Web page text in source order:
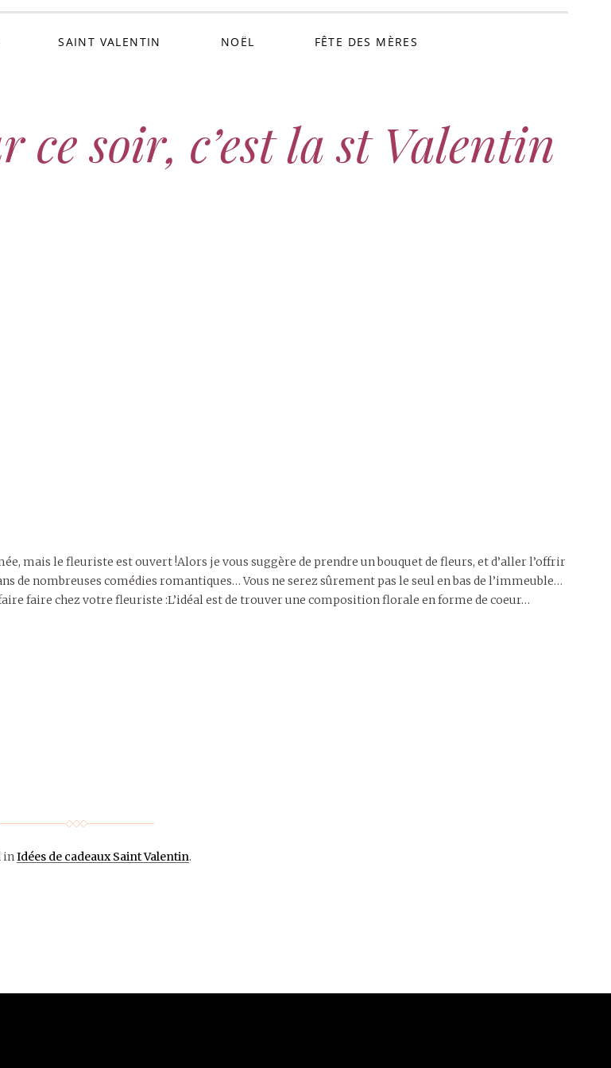
SAINT VALENTIN NOËL FÊTE DES MÈRES
ce soir, c’est la st Valentin
mais le fleuriste est ouvert !Alors je vous suggère de prendre un bouquet de fleurs, et d’aller l’offrir
de nombreuses comédies romantiques… Vous ne serez sûrement pas le seul en bas de l’immeuble…
faire chez votre fleuriste :L’idéal est de trouver une composition florale en forme de coeur…
inIdées de cadeaux Saint Valentin.